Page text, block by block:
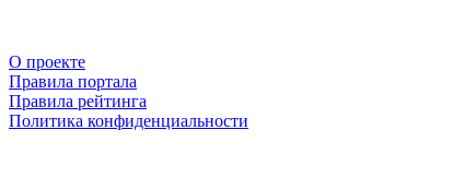
О проекте
Правила портала
Правила рейтинга
Политика конфиденциальности